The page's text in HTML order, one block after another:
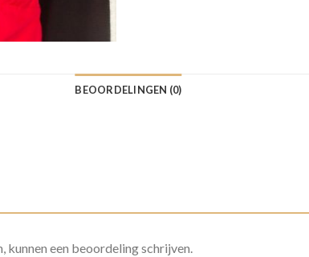
BEOORDELINGEN (0)
een beoordeling schrijven.